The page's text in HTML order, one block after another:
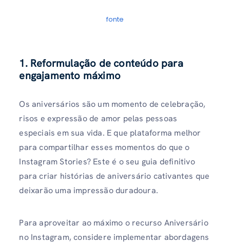
fonte
1. Reformulação de conteúdo para
engajamento máximo
Os aniversários são um momento de celebração,
risos e expressão de amor pelas pessoas
especiais em sua vida. E que plataforma melhor
para compartilhar esses momentos do que o
Instagram Stories? Este é o seu guia definitivo
para criar histórias de aniversário cativantes que
deixarão uma impressão duradoura.
Para aproveitar ao máximo o recurso Aniversário
no Instagram, considere implementar abordagens